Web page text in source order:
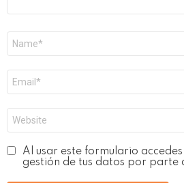
electrónico
*
Al usar este formulario
gestión de tus datos por parte